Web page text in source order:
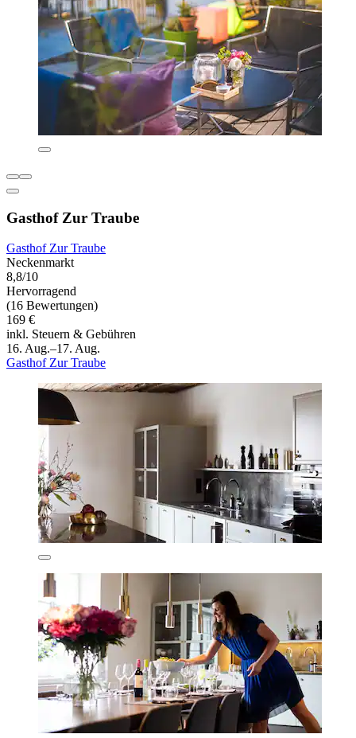
Gasthof Zur Traube
Gasthof Zur Traube
Neckenmarkt
8,8/10
Hervorragend
(16 Bewertungen)
169 €
inkl. Steuern & Gebühren
16. Aug.–17. Aug.
Gasthof Zur Traube